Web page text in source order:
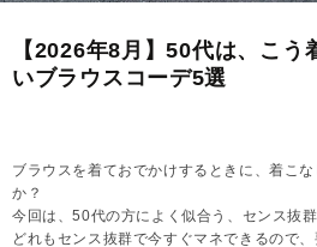
【2026年8月】50代は、こ
いブラウスコーデ5選
ブラウスを着ておでかけするときに、着こ
か？
今回は、50代の方によく似合う、センス抜
どれもセンス抜群で今すぐマネできるので、